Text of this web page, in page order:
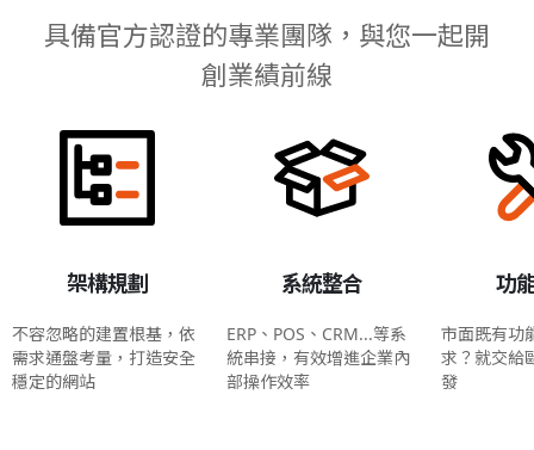
具備官方認證的專業團隊，與您一起開
創業績前線
架構規劃
不容忽略的建置根基，依
需求通盤考量，打造安全
穩定的網站
系統整合
ERP、POS、CRM...等系
統串接，有效增進企業內
部操作效率
功
市面既有功
求？就交給
發